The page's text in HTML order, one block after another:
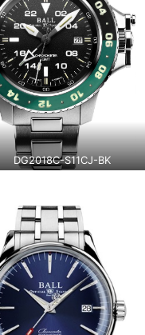
DG2018C-S11CJ-BK